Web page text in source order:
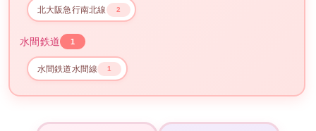
北大阪急行南北線 2
水間鉄道 1
水間鉄道水間線 1